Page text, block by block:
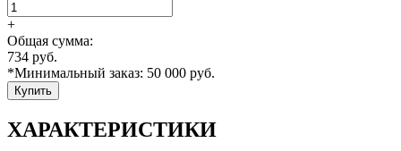
+
Общая сумма:
734 руб.
*Минимальный заказ: 50 000 руб.
Купить
ХАРАКТЕРИСТИКИ